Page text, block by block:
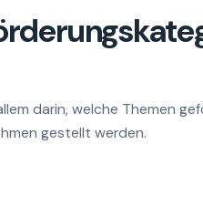
darin, welche Themen
gestellt werden.